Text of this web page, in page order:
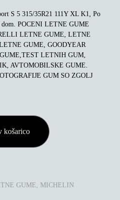
S 5 315/35R21 111Y XL K1, Po
dom. POCENI LETNE GUME
LETNE GUME, LETNE
GUME, GOODYEAR
LETNIH GUM,
AVTOMOBILSKE GUME.
GUM SO ZGOLJ
košarico
GUME, MICHELIN